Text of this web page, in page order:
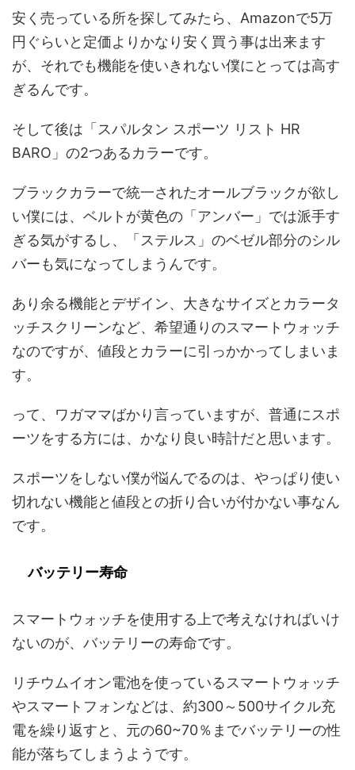
安く売っている所を探してみたら、Amazonで5万
円ぐらいと定価よりかなり安く買う事は出来ます
が、それでも機能を使いきれない僕にとっては高す
ぎるんです。
そして後は「スパルタン スポーツ リスト HR
BARO」の2つあるカラーです。
ブラックカラーで統一されたオールブラックが欲し
い僕には、ベルトが黄色の「アンバー」では派手す
ぎる気がするし、「ステルス」のベゼル部分のシル
バーも気になってしまうんです。
あり余る機能とデザイン、大きなサイズとカラータ
ッチスクリーンなど、希望通りのスマートウォッチ
なのですが、値段とカラーに引っかかってしまいま
す。
って、ワガママばかり言っていますが、普通にスポ
ーツをする方には、かなり良い時計だと思います。
スポーツをしない僕が悩んでるのは、やっぱり使い
切れない機能と値段との折り合いが付かない事なん
です。
バッテリー寿命
スマートウォッチを使用する上で考えなければいけ
ないのが、バッテリーの寿命です。
リチウムイオン電池を使っているスマートウォッチ
やスマートフォンなどは、約300～500サイクル充
電を繰り返すと、元の60~70％までバッテリーの性
能が落ちてしまうようです。